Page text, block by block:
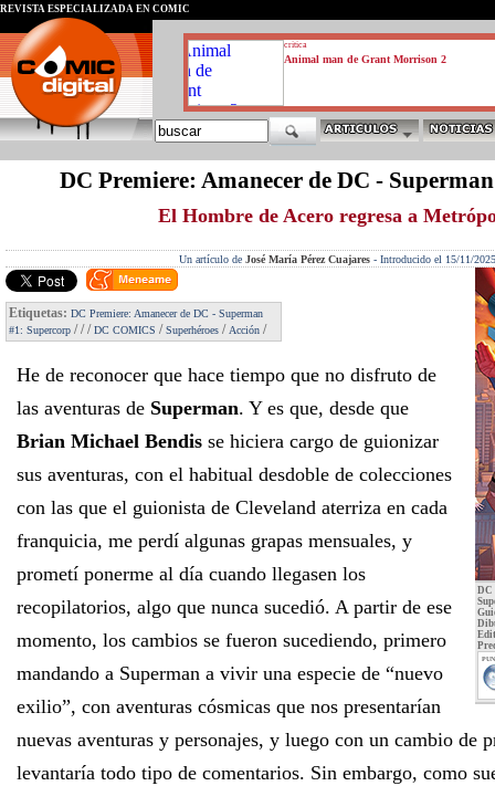
critica
Animal man de Grant Morrison 2
REVISTA ESPECIALIZADA EN CÓMIC
DC Premiere: Amanecer de DC -
El Hombre de Acero regresa a
Un artículo de José María Pérez Cuajares- Introducido el 15/11/2025
DC
Etiquetas: DC Premiere: Amanecer de DC - Superman
#1: Supercorp ///DC COMICS /Superhéroes / Acción /
He de reconocer que hace tiempo que no disfruto de
las aventuras de Superman. Y es que, desde que
Brian Michael Bendis se hiciera cargo de guionizar
sus aventuras, con el habitual desdoble de colecciones
con las que el guionista de Cleveland aterriza en cada
franquicia, me perdí algunas grapas mensuales, y
prometí ponerme al día cuando llegasen los
recopilatorios, algo que nunca sucedió. A partir de ese
momento, los cambios se fueron sucediendo, primero
mandando a Superman a vivir una especie de “nuevo
exilio”, con aventuras cósmicas que nos presentarían
nuevas aventuras y personajes, y luego con un cambio de
levantaría todo tipo de comentarios. Sin embargo, como